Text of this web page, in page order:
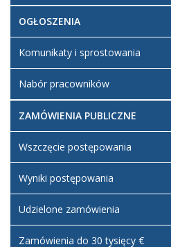
OGŁOSZENIA
Komunikaty i sprostowania
Nabór pracowników
ZAMÓWIENIA PUBLICZNE
Wszczęcie postępowania
Wyniki postępowania
Udzielone zamówienia
Zamówienia do 30 tysięcy €